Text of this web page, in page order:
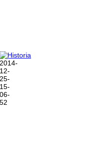
Historia